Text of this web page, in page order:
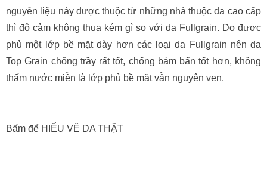
nguyên liệu này được thuộc từ những nhà thuộc da cao cấp
thì độ cảm không thua kém gì so với da Fullgrain. Do được
phủ một lớp bề mặt dày hơn các loại da Fullgrain nên da
Top Grain chống trầy rất tốt, chống bám bẩn tốt hơn, không
thấm nước miễn là lớp phủ bề mặt vẫn nguyên vẹn.
Bấm để HIỂU VỀ DA THẬT